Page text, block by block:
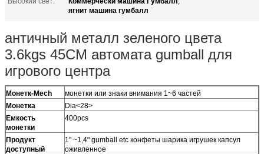
ягнит машина гумбалл
античный металл зеленого цвета
3.6kgs 45CM автомата gumball для
игрового центра
Монетк-Mech
монетки или знаки внимания 1~6 частей
Монетка
Dia<28>
Емкость
монетки
400pcs
Продукт
доступный
1" ~1,4" gumball etc конфеты шарика игрушек капсул
оживленное